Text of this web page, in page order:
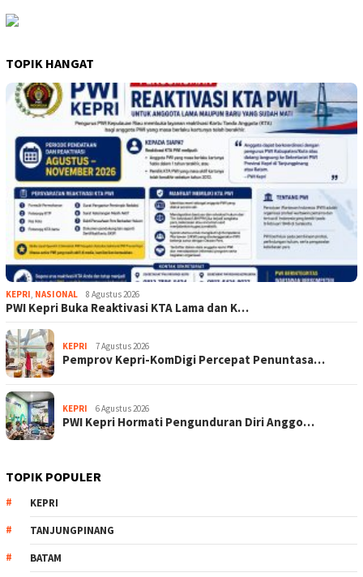
TOPIK HANGAT
KEPRI, NASIONAL 8 Agustus 2026
PWI Kepri Buka Reaktivasi KTA Lama dan K…
KEPRI 7 Agustus 2026
Pemprov Kepri-KomDigi Percepat Penuntasa…
KEPRI 6 Agustus 2026
PWI Kepri Hormati Pengunduran Diri Anggo…
TOPIK POPULER
KEPRI
TANJUNGPINANG
BATAM